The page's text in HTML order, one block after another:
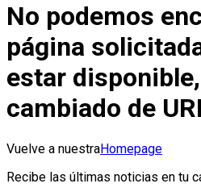
No podemos
página
estar
cambiado de
Vuelve a nuestraHomepage
Recibe las últimas noticias en tu